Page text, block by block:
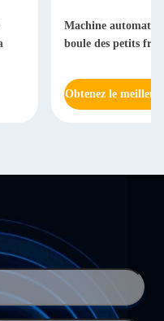
Machine
boule des petits
Obtenez le meilleur